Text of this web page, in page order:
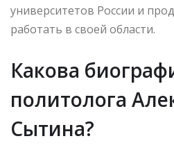
университетов России и
работать в своей области.
Какова
политолога
Сытина?